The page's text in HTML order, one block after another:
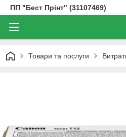
ПП "Бест Прінт" (31107469)
Товари та послуги